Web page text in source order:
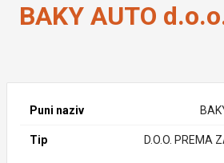
BAKY AUTO
Puni naziv
Tip
D.O.O. PREMA